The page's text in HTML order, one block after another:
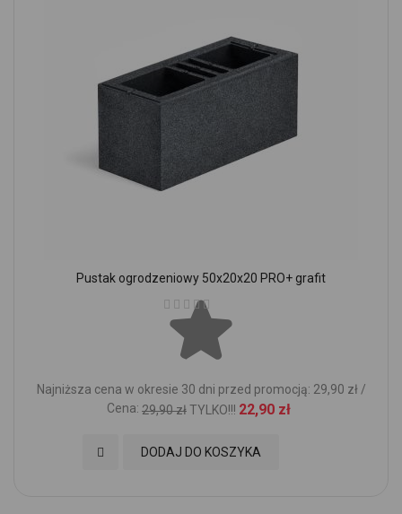
Pustak ogrodzeniowy 50x20x20 PRO+ grafit
Ocena:
Najniższa cena w okresie 30 dni przed promocją: 29,90 zł /
Cena: 29,90 złTYLKO!!! 22,90 zł
DODAJ DO KOSZYKA
Dodaj do Ulubionych